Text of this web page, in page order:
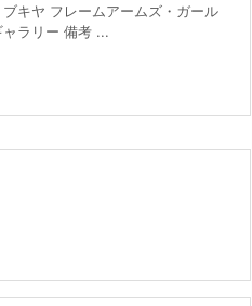
キヤ フレームアームズ・ガール
ラリー 備考 ...